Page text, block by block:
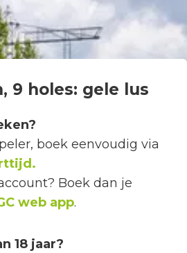
9 holes: gele lus
boek eenvoudig via
Boek dan je
web app.
18 jaar?